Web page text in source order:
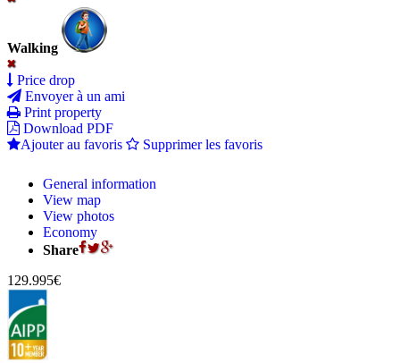
Walking
Price drop
Envoyer à un ami
Print property
Download PDF
Ajouter au favoris
Supprimer les favoris
General information
View map
View photos
Economy
Share
129.995€